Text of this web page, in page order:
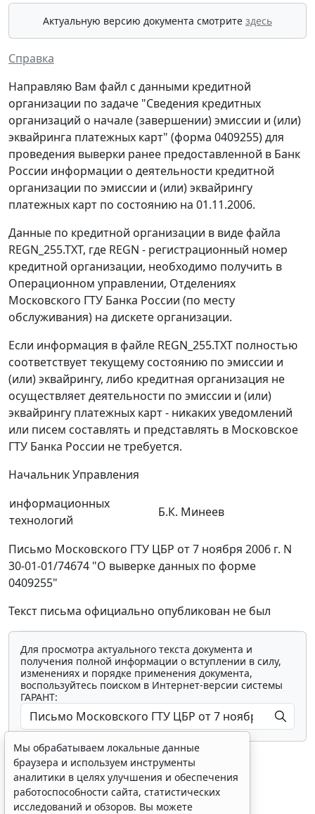
Актуальную версию документа смотрите здесь
Справка
Направляю Вам файл с данными кредитной
организации по задаче "Сведения кредитных
организаций о начале (завершении) эмиссии и (или)
эквайринга платежных карт" (форма 0409255) для
проведения выверки ранее предоставленной в Банк
России информации о деятельности кредитной
организации по эмиссии и (или) эквайрингу
платежных карт по состоянию на 01.11.2006.
Данные по кредитной организации в виде файла
REGN_255.TXT, где REGN - регистрационный номер
кредитной организации, необходимо получить в
Операционном управлении, Отделениях
Московского ГТУ Банка России (по месту
обслуживания) на дискете организации.
Если информация в файле REGN_255.TXT полностью
соответствует текущему состоянию по эмиссии и
(или) эквайрингу, либо кредитная организация не
осуществляет деятельности по эмиссии и (или)
эквайрингу платежных карт - никаких уведомлений
или писем составлять и представлять в Московское
ГТУ Банка России не требуется.
Начальник Управления
информационных
технологий
Б.К. Минеев
Письмо Московского ГТУ ЦБР от 7 ноября 2006 г. N
30-01-01/74674 "О выверке данных по форме
0409255"
Текст письма официально опубликован не был
Для просмотра актуального текста документа и
получения полной информации о вступлении в силу,
изменениях и порядке применения документа,
воспользуйтесь поиском в Интернет-версии системы
ГАРАНТ:
Мы обрабатываем локальные данные
браузера и используем инструменты
аналитики в целях улучшения и обеспечения
работоспособности сайта, статистических
исследований и обзоров. Вы можете